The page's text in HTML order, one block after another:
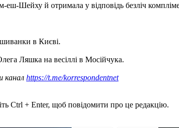
Шейху й отримала у відповідь безліч
в Києві.
Ляшка на весіллі в Мосійчука.
канал https://t.me/korrespondentnet
Ctrl + Enter, щоб повідомити про це редакцію.